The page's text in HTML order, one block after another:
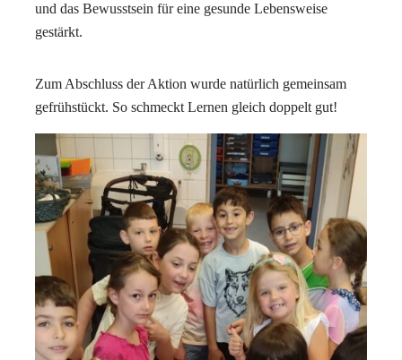
und das Bewusstsein für eine gesunde Lebensweise
gestärkt.
Zum Abschluss der Aktion wurde natürlich gemeinsam
gefrühstückt. So schmeckt Lernen gleich doppelt gut!